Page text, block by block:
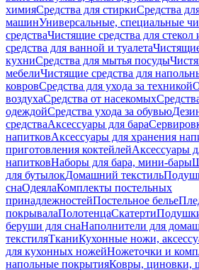
химияСредства для стиркиСредства
машинУниверсальные, специальные
средстваЧистящие средства для стекол
средства для ванной и туалета
кухниСредства для мытья посуды
мебелиЧистящие средства для
ковровСредства для ухода за техникой
воздухаСредства от насекомых
одеждойСредства ухода за обувью
средстваАксессуары для бара
напитковАксессуары для хранения
приготовления коктейлейАксессуары
напитковНаборы для бара, мини-бары
для бутылокДомашний текстиль
снаОдеялаКомплекты постельных
принадлежностейПостельное белье
покрывалаПолотенцаСкатерти
беруши для снаНаполнители для
текстиляТканиКухонные ножи,
для кухонных ножейНожеточки и
напольные покрытияКовры, циновки,